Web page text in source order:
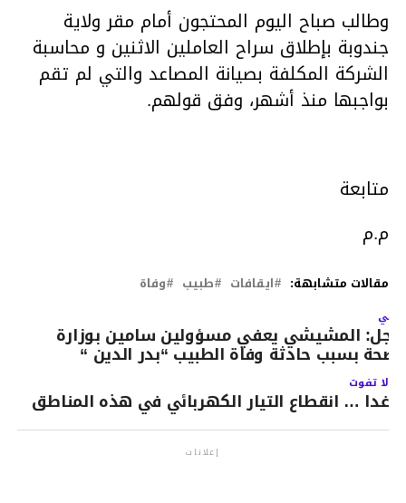
وطالب صباح اليوم المحتجون أمام مقر ولاية
جندوبة بإطلاق سراح العاملين الاثنين و محاسبة
الشركة المكلفة بصيانة المصاعد والتي لم تقم
بواجبها منذ أشهر، وفق قولهم.
متابعة
م.م
مقالات متشابهة: ايقافات طبيب وفاة
المشيشي يعفي مسؤولين سامين بوزارة
بسبب حادثة وفاة الطبيب “بدر الدين “
لا تفوت
غدا … انقطاع التيار الكهربائي في هذه المناطق
إعلانات